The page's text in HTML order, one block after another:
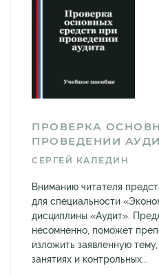
ПРОВЕРКА
ПРОВЕДЕНИИ
СЕРГЕЙ КАЛЕДИН
Вниманию читателя
для специальности
дисциплины «Аудит».
несомненно, поможет
изложить заявленную
занятиях и контрольных...